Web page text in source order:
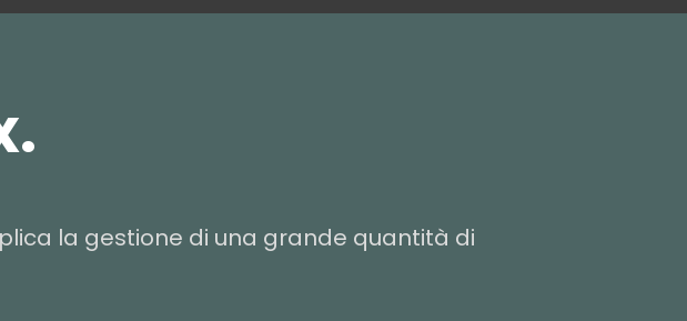
la gestione di una grande quantità di